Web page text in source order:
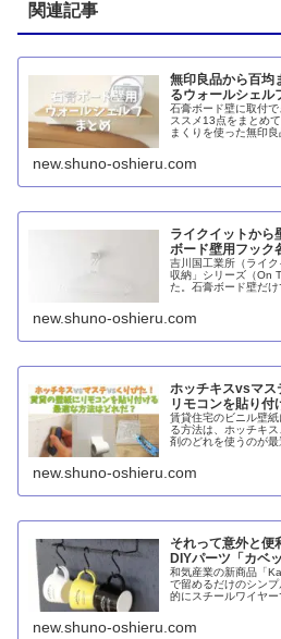
関連記事
無印良品から百均
るウォールシェル
石膏ボード壁に取付
ススメ13点をまとめ
まくりを使った無印
ンウォールラック」
り付けできます。
new.shuno-oshieru.com
ライクイットから
ボード壁用フック
吉川国工業所（ライ
収納」シリーズ（On
た。石膏ボード壁だけ
new.shuno-oshieru.com
ホッチキスvsマス
リモコンを貼り付
賃貸住宅のビニル壁
る方法は、ホッチキ
剤のどれを使うのが最
new.shuno-oshieru.com
それって意外と便
DIYパーツ「カベッ
和気産業の新商品「
で留めるだけのシン
的にスチールワイヤー
new.shuno-oshieru.com